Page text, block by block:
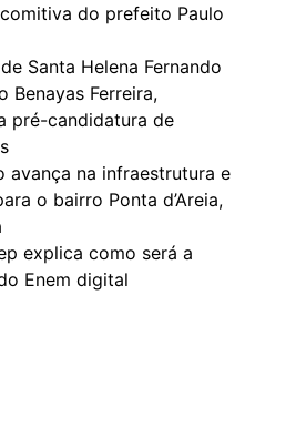
do prefeito Paulo
Santa Helena Fernando
Benayas Ferreira,
pré-candidatura de
avança na infraestrutura e
o bairro Ponta d’Areia,
explica como será a
Enem digital